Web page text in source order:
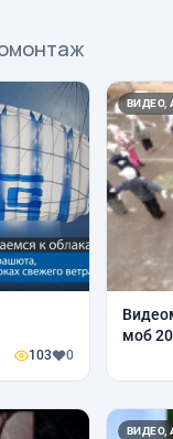
103 0
ВИДЕО,
моб
ВИДЕО,